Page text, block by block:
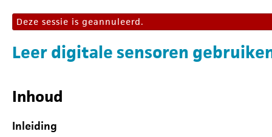
Deze sessie is geannuleerd.
Leer digitale sensoren
Inhoud
Inleiding